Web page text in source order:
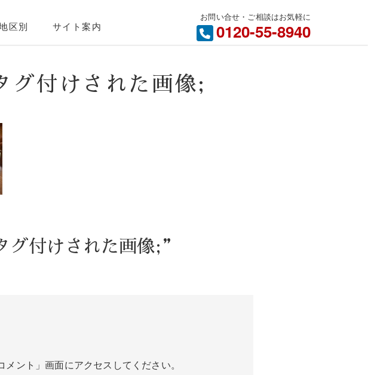
区別 サイト案内
お問い合せ・ご相談はお気軽に
0120-55-8940
付けされた画像;
付けされた画像;”
ント」画面にアクセスしてください。